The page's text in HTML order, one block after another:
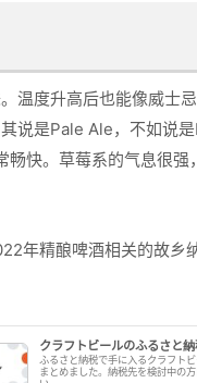
温度升高后也能像威士
说是Pale Ale，不如说
畅快。草莓系的气息很强
年精酿啤酒相关的故乡
クラフトビールのふるさと
ふるさと納税で手に入るクラフト
まとめました。納税先を検討中の